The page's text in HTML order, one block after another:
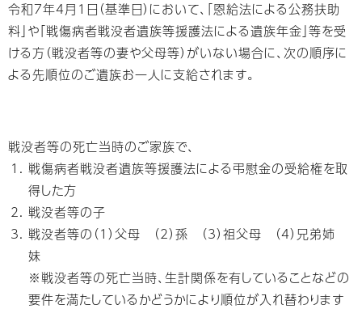
令和7年4月1日（基準日）において、「恩給法による公務扶助
料」や「戦傷病者戦没者遺族等援護法による遺族年金」等を受
ける方（戦没者等の妻や父母等）がいない場合に、次の順序に
よる先順位のご遺族お一人に支給されます。
戦没者等の死亡当時のご家族で、
戦傷病者戦没者遺族等援護法による弔慰金の受給権を取
得した方
戦没者等の子
戦没者等の（1）父母 （2）孫 （3）祖父母 （4）兄弟姉
妹
※戦没者等の死亡当時、生計関係を有していることなどの
要件を満たしているかどうかにより順位が入れ替わります